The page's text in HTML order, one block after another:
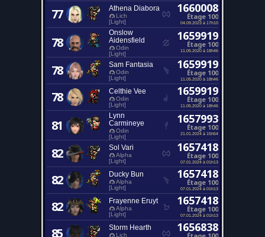
77 Athena Diabora
Lich
[Light]
1660008
Étage 100
04.09.2023 à 17h10
78
Onslow
Aidensfield
Odin
[Light]
1659919
Étage 100
11.05.2020 à 18h46
78 Sam Fantasia
Odin
[Light]
1659919
Étage 100
11.05.2020 à 18h46
78 Celthie Vee
Odin
[Light]
1659919
Étage 100
11.05.2020 à 18h46
81
Lynn
Carmineye
Odin
[Light]
1657993
Étage 100
21.01.2024 à 15h54
82 Sol Vari
Alpha
[Light]
1657418
Étage 100
07.01.2024 à 01h13
82 Ducky Bun
Alpha
[Light]
1657418
Étage 100
07.01.2024 à 01h13
82 Frayenne Eruyt
Alpha
[Light]
1657418
Étage 100
07.01.2024 à 01h13
85 Storm Hearth
Lich
1656838